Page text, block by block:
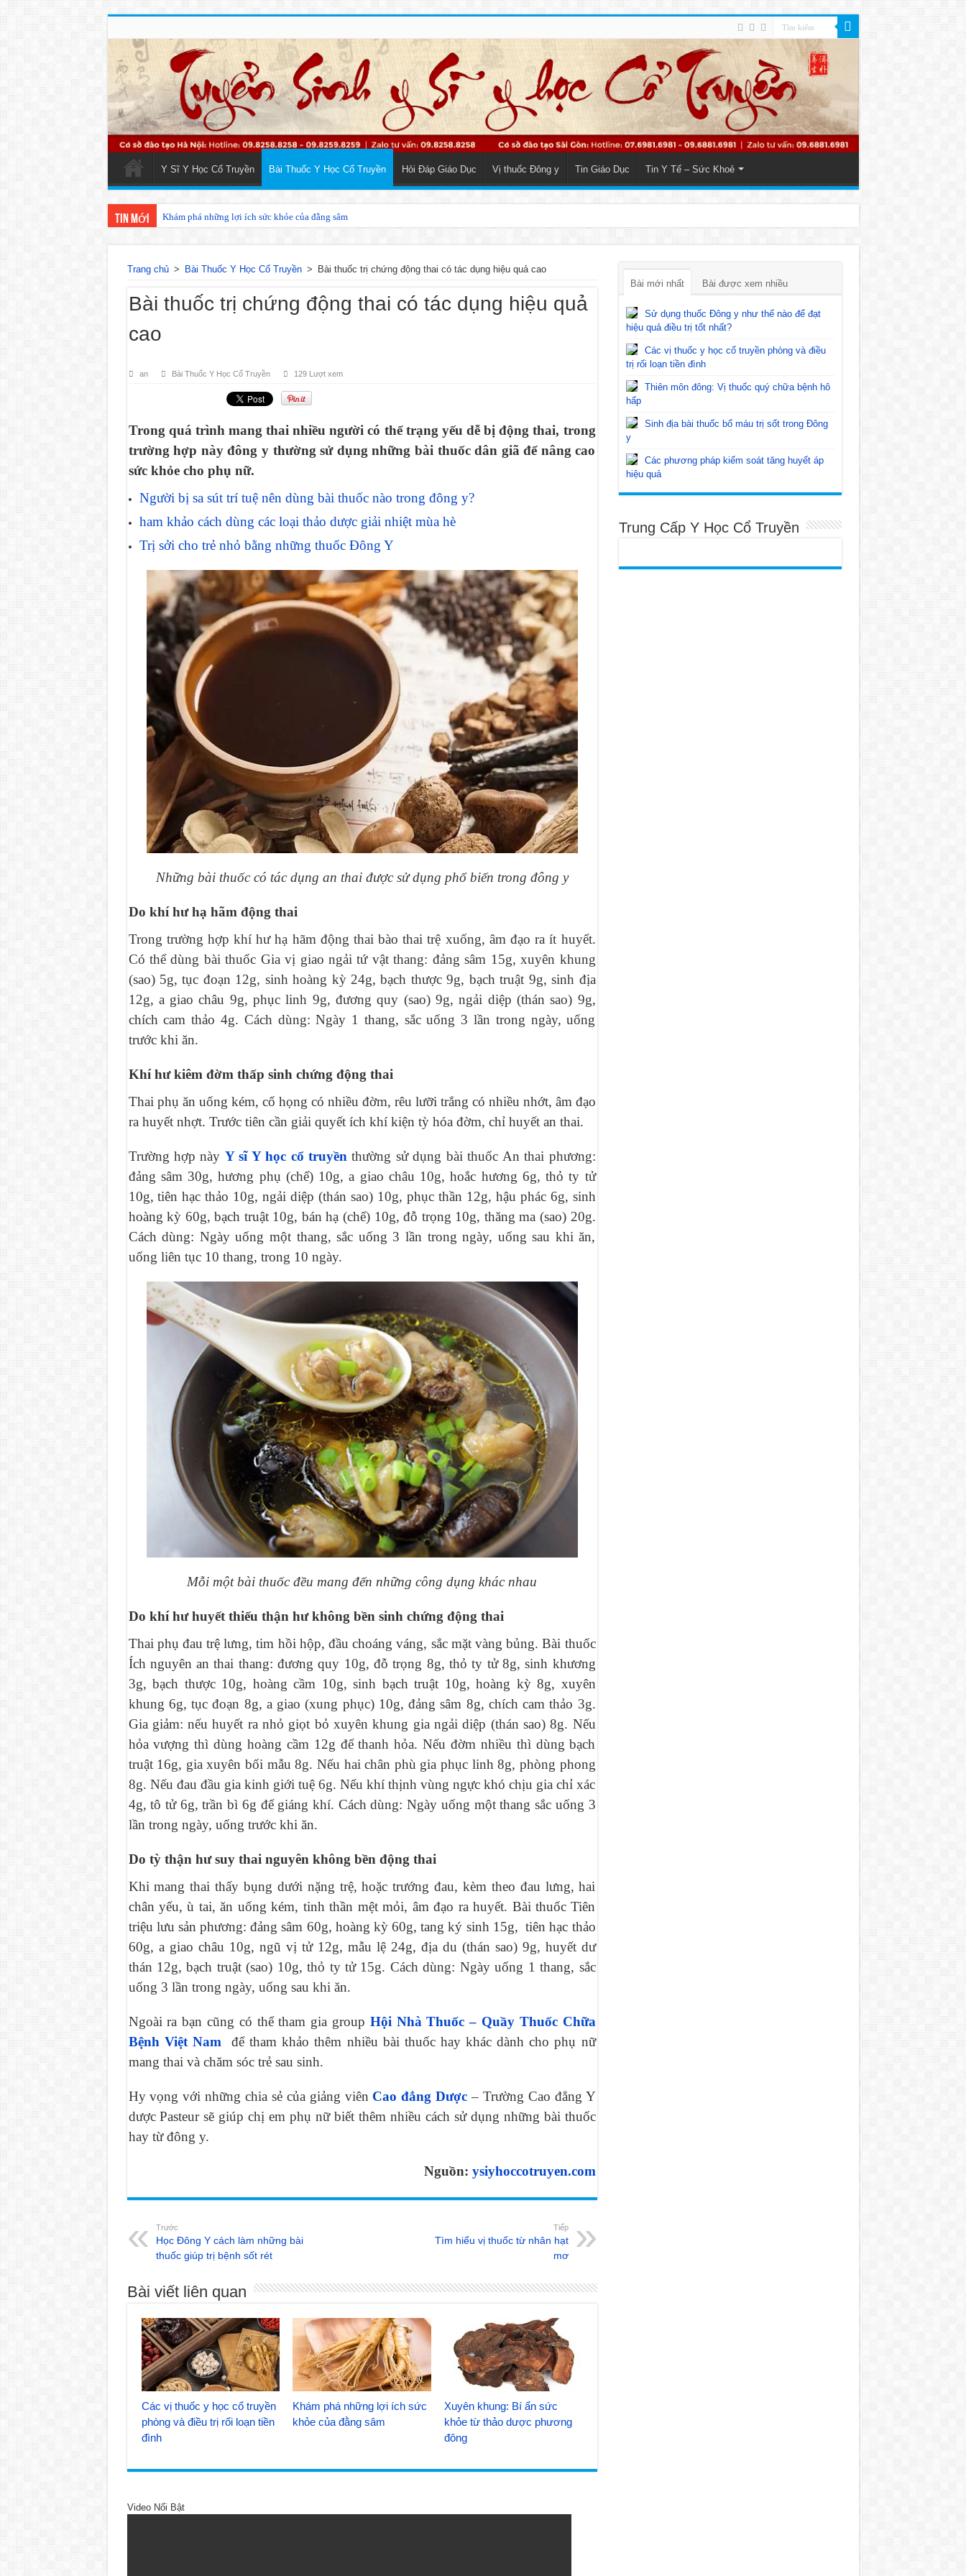
Y Sĩ Y Học Cổ Truyền Bài Thuốc Y Học Cổ Truyền Hỏi Đáp Giáo Dục Vị thuốc Đông y Tin Giáo Dục Tin Y Tế – Sức Khoẻ
Tin mới Khám phá những lợi ích sức khỏe của đằng sâm
Xuyên khung: Bí ẩn sức khỏe từ thảo dược phương đông
Trang chủ > Bài Thuốc Y Học Cổ Truyền > Bài thuốc trị chứng động thai có tác dụng hiệu quả cao
Bài thuốc trị chứng động thai có tác dụng hiệu quả
cao
an Bài Thuốc Y Học Cổ Truyền 129 Lượt xem
Trong quá trình mang thai nhiều người có thể trạng yếu dễ bị động thai, trong
trường hợp này đông y thường sử dụng những bài thuốc dân giã để nâng cao
sức khỏe cho phụ nữ.
Người bị sa sút trí tuệ nên dùng bài thuốc nào trong đông y?
ham khảo cách dùng các loại thảo dược giải nhiệt mùa hè
Trị sởi cho trẻ nhỏ bằng những thuốc Đông Y
Những bài thuốc có tác dụng an thai được sử dụng phổ biến trong đông y
Do khí hư hạ hãm động thai
Trong trường hợp khí hư hạ hãm động thai bào thai trệ xuống, âm đạo ra ít huyết.
Có thể dùng bài thuốc Gia vị giao ngải tứ vật thang: đảng sâm 15g, xuyên khung
(sao) 5g, tục đoạn 12g, sinh hoàng kỳ 24g, bạch thược 9g, bạch truật 9g, sinh địa
12g, a giao châu 9g, phục linh 9g, đương quy (sao) 9g, ngải diệp (thán sao) 9g,
chích cam thảo 4g. Cách dùng: Ngày 1 thang, sắc uống 3 lần trong ngày, uống
trước khi ăn.
Khí hư kiêm đờm thấp sinh chứng động thai
Thai phụ ăn uống kém, cổ họng có nhiều đờm, rêu lưỡi trắng có nhiều nhớt, âm đạo
ra huyết nhợt. Trước tiên cần giải quyết ích khí kiện tỳ hóa đờm, chỉ huyết an thai.
Trường hợp này Y sĩ Y học cổ truyền thường sử dụng bài thuốc An thai phương:
đảng sâm 30g, hương phụ (chế) 10g, a giao châu 10g, hoắc hương 6g, thỏ ty tử
10g, tiên hạc thảo 10g, ngải diệp (thán sao) 10g, phục thần 12g, hậu phác 6g, sinh
hoàng kỳ 60g, bạch truật 10g, bán hạ (chế) 10g, đỗ trọng 10g, thăng ma (sao) 20g.
Cách dùng: Ngày uống một thang, sắc uống 3 lần trong ngày, uống sau khi ăn,
uống liên tục 10 thang, trong 10 ngày.
Mỗi một bài thuốc đều mang đến những công dụng khác nhau
Do khí hư huyết thiếu thận hư không bền sinh chứng động thai
Thai phụ đau trệ lưng, tim hồi hộp, đầu choáng váng, sắc mặt vàng bủng. Bài thuốc
Ích nguyên an thai thang: đương quy 10g, đỗ trọng 8g, thỏ ty tử 8g, sinh khương
3g, bạch thược 10g, hoàng cầm 10g, sinh bạch truật 10g, hoàng kỳ 8g, xuyên
khung 6g, tục đoạn 8g, a giao (xung phục) 10g, đảng sâm 8g, chích cam thảo 3g.
Gia giảm: nếu huyết ra nhỏ giọt bỏ xuyên khung gia ngải diệp (thán sao) 8g. Nếu
hỏa vượng thì dùng hoàng cầm 12g để thanh hỏa. Nếu đờm nhiều thì dùng bạch
truật 16g, gia xuyên bối mẫu 8g. Nếu hai chân phù gia phục linh 8g, phòng phong
8g. Nếu đau đầu gia kinh giới tuệ 6g. Nếu khí thịnh vùng ngực khó chịu gia chỉ xác
4g, tô tử 6g, trần bì 6g để giáng khí. Cách dùng: Ngày uống một thang sắc uống 3
lần trong ngày, uống trước khi ăn.
Do tỳ thận hư suy thai nguyên không bền động thai
Khi mang thai thấy bụng dưới nặng trệ, hoặc trướng đau, kèm theo đau lưng, hai
chân yếu, ù tai, ăn uống kém, tinh thần mệt mỏi, âm đạo ra huyết. Bài thuốc Tiên
triệu lưu sản phương: đảng sâm 60g, hoàng kỳ 60g, tang ký sinh 15g, tiên hạc thảo
60g, a giao châu 10g, ngũ vị tử 12g, mẫu lệ 24g, địa du (thán sao) 9g, huyết dư
thán 12g, bạch truật (sao) 10g, thỏ ty tử 15g. Cách dùng: Ngày uống 1 thang, sắc
uống 3 lần trong ngày, uống sau khi ăn.
Ngoài ra bạn cũng có thể tham gia group Hội Nhà Thuốc – Quầy Thuốc Chữa
Bệnh Việt Nam
để tham khảo thêm nhiều bài thuốc hay khác dành cho phụ nữ
mang thai và chăm sóc trẻ sau sinh.
Hy vọng với những chia sẻ của giảng viên Cao đẳng Dược – Trường Cao đẳng Y
dược Pasteur sẽ giúp chị em phụ nữ biết thêm nhiều cách sử dụng những bài thuốc
hay từ đông y.
Nguồn: ysiyhoccotruyen.com
Trước
Học Đông Y cách làm những bài
thuốc giúp trị bệnh sốt rét
Tiếp
Tìm hiểu vị thuốc từ nhân hạt
mơ
Bài viết liên quan
Các vị thuốc y học cổ truyền
phòng và điều trị rối loạn tiền
đình
Khám phá những lợi ích sức
khỏe của đằng sâm
Xuyên khung: Bí ẩn sức
khỏe từ thảo dược phương
đông
Video Nổi Bật
Bài mới nhất Bài được xem nhiều
Sử dụng thuốc Đông y như thế nào để đạt
hiệu quả điều trị tốt nhất?
Các vị thuốc y học cổ truyền phòng và điều
trị rối loạn tiền đình
Thiên môn đông: Vị thuốc quý chữa bệnh hô
hấp
Sinh địa bài thuốc bổ máu trị sốt trong Đông
y
Các phương pháp kiểm soát tăng huyết áp
hiệu quả
Trung Cấp Y Học Cổ Truyền